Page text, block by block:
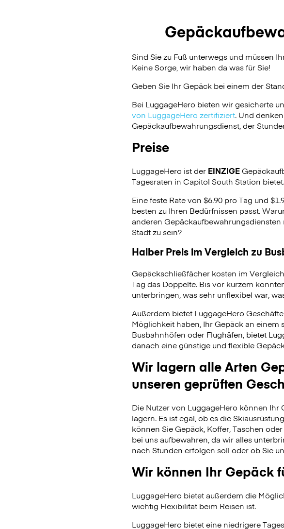
Sind Sie zu Fuß unterwegs und müssen
Keine Sorge, wir haben da was für Sie!
Geben Sie Ihr Gepäck bei einem der
Bei LuggageHero bieten wir gesicherte
von LuggageHero zertifiziert. Und
Gepäckaufbewahrungsdienst, der
Preise
LuggageHero ist der EINZIGE
Tagesraten in Capitol South Station bietet.
Eine feste Rate von $6.90 pro Tag und
besten zu Ihren Bedürfnissen passt.
anderen
Stadt zu sein?
Halber Preis im Vergleich zu
Gepäckschließfächer kosten im
Tag das Doppelte. Bis vor kurzem
unterbringen, was sehr unflexibel war,
Außerdem bietet LuggageHero
Möglichkeit haben, Ihr Gepäck an einem
Busbahnhöfen oder Flughäfen, bietet
danach eine günstige und flexible
Wir lagern alle Arten
unseren geprüften
Die Nutzer von LuggageHero können
lagern. Es ist egal, ob es die
können Sie Gepäck, Koffer, Taschen
bei uns aufbewahren, da wir alles
nach Stunden erfolgen soll oder ob Sie
Wir können Ihr Gepäck
LuggageHero bietet außerdem die
wichtig Flexibilität beim Reisen ist.
LuggageHero bietet eine niedrigere